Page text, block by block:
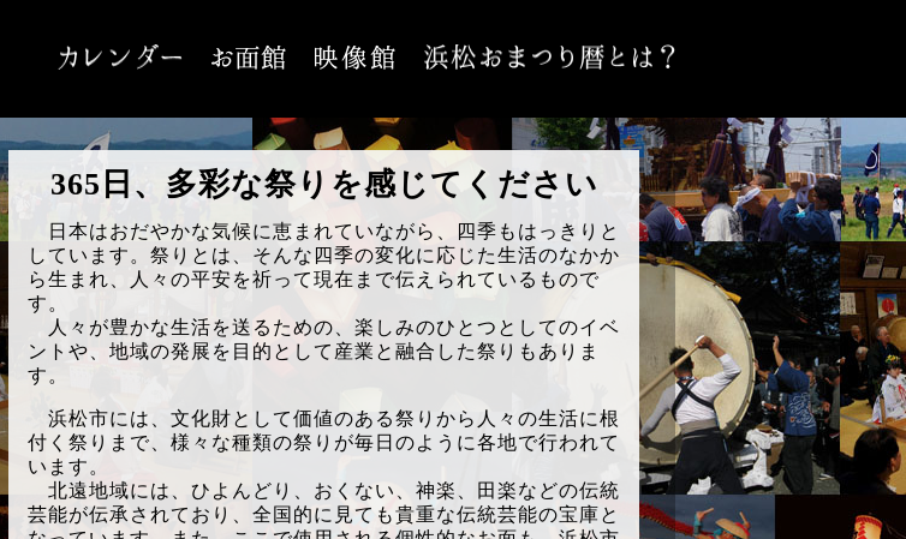
365日、多彩な祭りを感じてください
日本はおだやかな気候に恵まれていながら、四季もはっきりと
しています。祭りとは、そんな四季の変化に応じた生活のなかか
ら生まれ、人々の平安を祈って現在まで伝えられているもので
す。
人々が豊かな生活を送るための、楽しみのひとつとしてのイベ
ントや、地域の発展を目的として産業と融合した祭りもありま
す。
浜松市には、文化財として価値のある祭りから人々の生活に根
付く祭りまで、様々な種類の祭りが毎日のように各地で行われて
います。
北遠地域には、ひよんどり、おくない、神楽、田楽などの伝統
芸能が伝承されており、全国的に見ても貴重な伝統芸能の宝庫と